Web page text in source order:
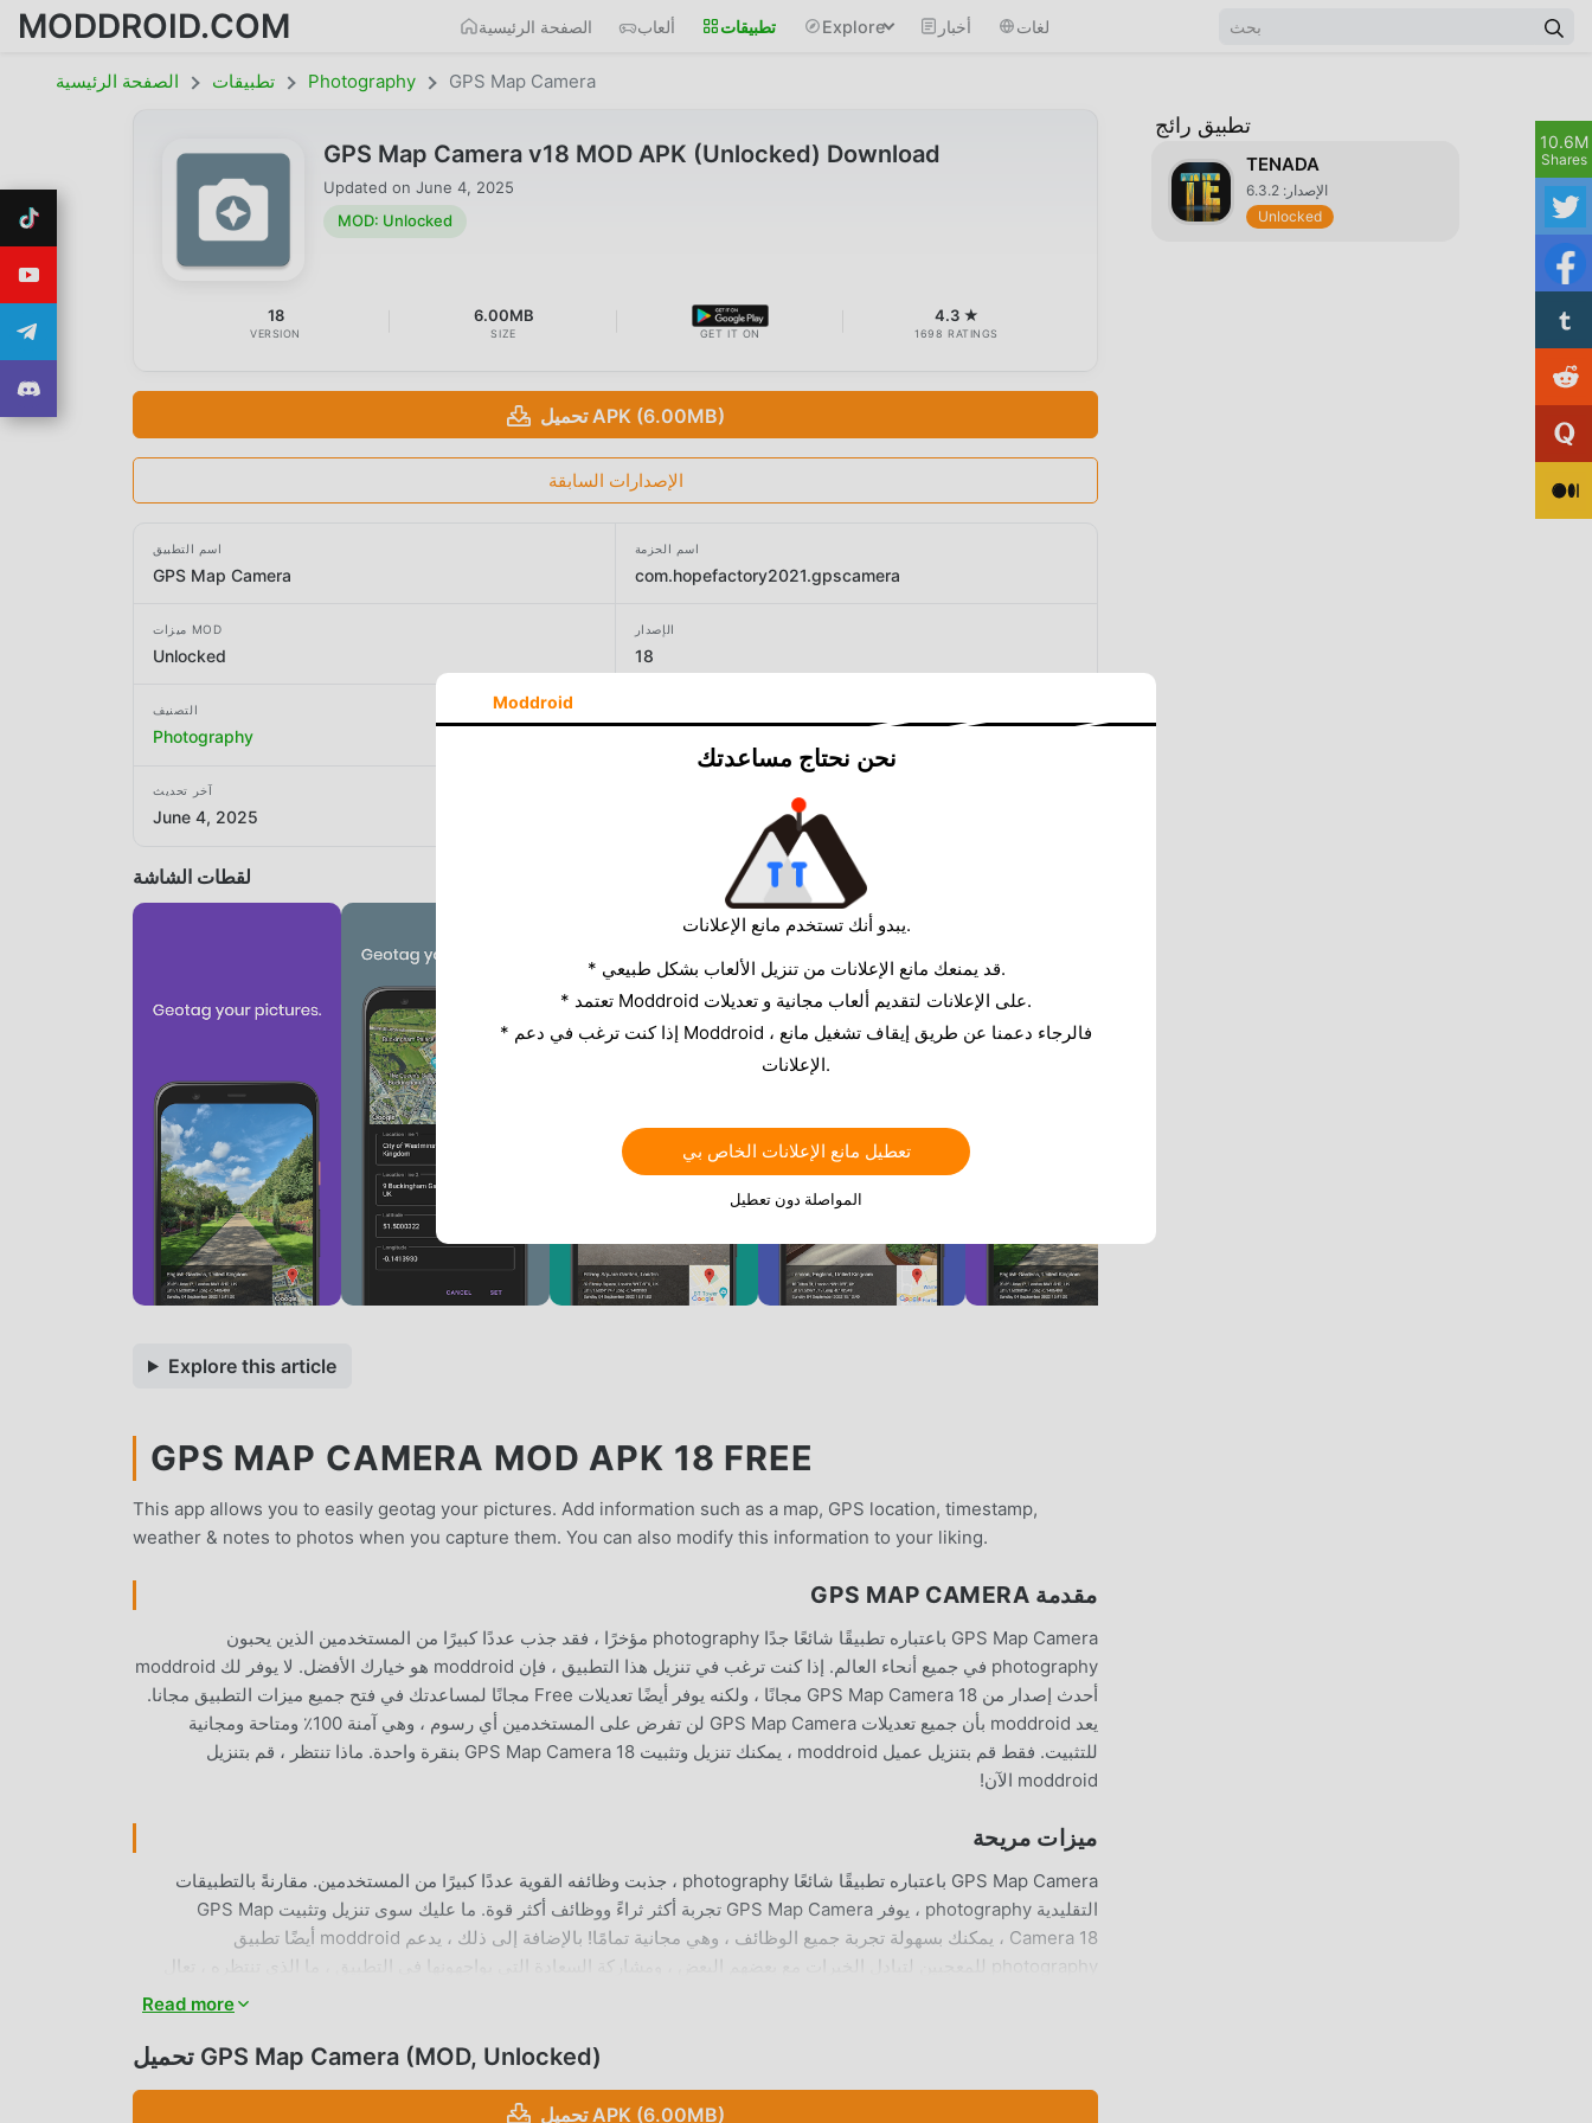
MODDROID.COM الصفحة الرئيسية ألعاب تطبيقات Explore أخبار لغات
الصفحة الرئيسية تطبيقات Photography GPS Map Camera
GPS Map Camera v18 MOD APK (Unlocked) Download
Updated on June 4, 2025
MOD: Unlocked
18
VERSION
6.00MB
SIZE GET IT ON
4.3 ★
1698 RATINGS
تحميل APK (6.00MB)
الإصدارات السابقة
اسم التطبيق
GPS Map Camera
اسم الحزمة
com.hopefactory2021.gpscamera
ميزات MOD
Unlocked
الإصدار
18
التصنيف
Photography
آخر تحديث
June 4, 2025
لقطات الشاشة
Explore this article
GPS MAP CAMERA MOD APK 18 FREE
This app allows you to easily geotag your pictures. Add information such as a map, GPS location, timestamp,
weather & notes to photos when you capture them. You can also modify this information to your liking.
مقدمة GPS MAP CAMERA
GPS Map Camera باعتباره تطبيقًا شائعًا جدًا photography مؤخرًا ، فقد جذب عددًا كبيرًا من المستخدمين الذين يحبون
photography في جميع أنحاء العالم. إذا كنت ترغب في تنزيل هذا التطبيق ، فإن moddroid هو خيارك الأفضل. لا يوفر لك moddroid
أحدث إصدار من GPS Map Camera 18 مجانًا ، ولكنه يوفر أيضًا تعديلات Free مجانًا لمساعدتك في فتح جميع ميزات التطبيق مجانا.
يعد moddroid بأن جميع تعديلات GPS Map Camera لن تفرض على المستخدمين أي رسوم ، وهي آمنة 100٪ ومتاحة ومجانية
للتثبيت. فقط قم بتنزيل عميل moddroid ، يمكنك تنزيل وتثبيت GPS Map Camera 18 بنقرة واحدة. ماذا تنتظر ، قم بتنزيل
moddroid الآن!
ميزات مريحة
GPS Map Camera باعتباره تطبيقًا شائعًا photography ، جذبت وظائفه القوية عددًا كبيرًا من المستخدمين. مقارنةً بالتطبيقات
التقليدية photography ، يوفر GPS Map Camera تجربة أكثر ثراءً ووظائف أكثر قوة. ما عليك سوى تنزيل وتثبيت GPS Map
Camera 18 ، يمكنك بسهولة تجربة جميع الوظائف ، وهي مجانية تمامًا! بالإضافة إلى ذلك ، يدعم moddroid أيضًا تطبيق
photography للمعجبين لتبادل الخبرات مع بعضهم البعض ، ومشاركة السعادة التي يواجهونها في التطبيق ، ما الذي تنتظره ، تعال
لا يوفر moddroid النسخة الأصلية فقط
Read more
تحميل GPS Map Camera (MOD, Unlocked)
تحميل APK (6.00MB)
تطبيق رائج
TENADA
الإصدار: 6.3.2
Unlocked
Moddroid
نحن نحتاج مساعدتك
يبدو أنك تستخدم مانع الإعلانات.
* قد يمنعك مانع الإعلانات من تنزيل الألعاب بشكل طبيعي.
* تعتمد Moddroid على الإعلانات لتقديم ألعاب مجانية و تعديلات.
* إذا كنت ترغب في دعم Moddroid ، فالرجاء دعمنا عن طريق إيقاف تشغيل مانع
الإعلانات.
تعطيل مانع الإعلانات الخاص بي
المواصلة دون تعطيل
10.6M
Shares